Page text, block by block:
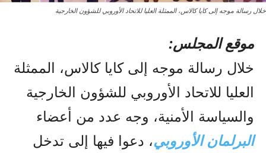
خلال رسالة موجه إلى كایا کالاس، الممثلة العليا للاتحاد الأوروبي للشؤون الخارجية
موقع المجلس:
خلال رسالة موجه إلى كایا کالاس، الممثلة
العليا للاتحاد الأوروبي للشؤون الخارجية
والسياسة الأمنية، وجه عدد من أعضاء
البرلمان الأوروبي، دعوا فيها إلى تدخل